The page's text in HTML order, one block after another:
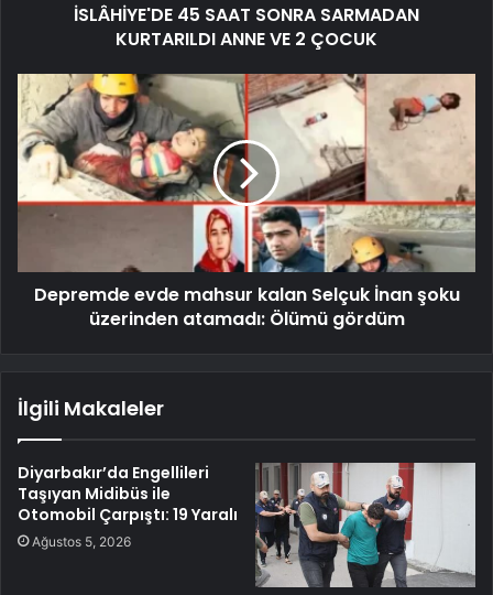
İSLÂHİYE'DE 45 SAAT SONRA SARMADAN
KURTARILDI ANNE VE 2 ÇOCUK
Depremde evde mahsur kalan Selçuk İnan şoku
üzerinden atamadı: Ölümü gördüm
İlgili Makaleler
Diyarbakır’da Engellileri
Taşıyan Midibüs ile
Otomobil Çarpıştı: 19 Yaralı
Ağustos 5, 2026